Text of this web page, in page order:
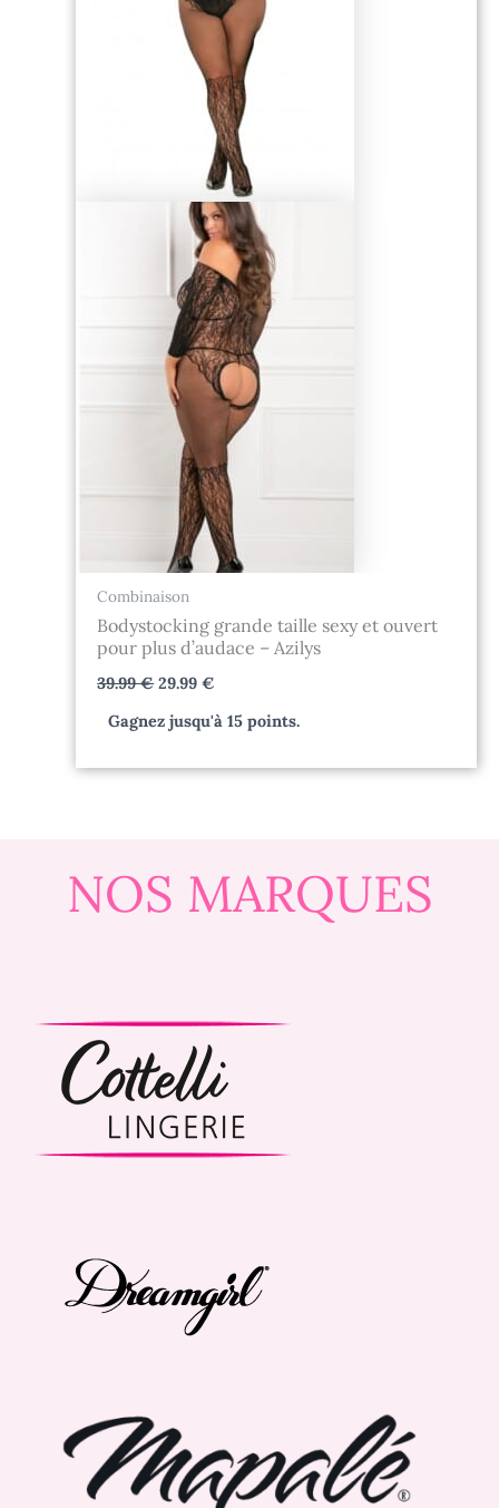
Combinaison
Bodystocking grande taille sexy et ouvert
pour plus d’audace – Azilys
39.99€ 29.99€
Gagnez jusqu'à 15 points.
NOS MARQUES